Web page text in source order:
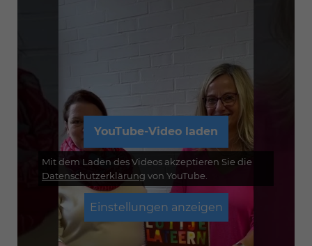
YouTube-Video laden
Mit dem Laden des Videos akzeptieren Sie die
Datenschutzerklärung von YouTube.
Einstellungen anzeigen